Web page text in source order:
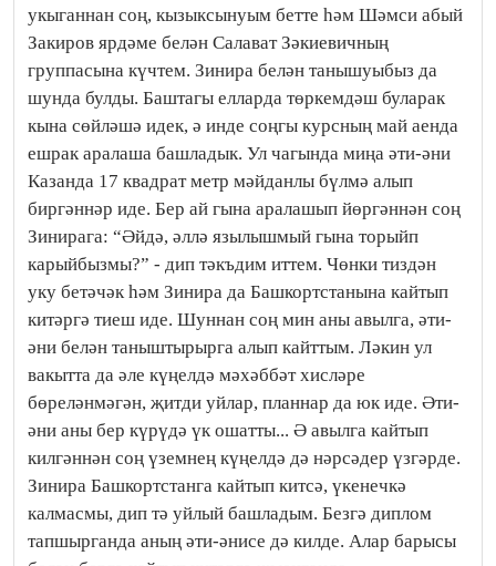
укыганнан соң, кызыксынуым бетте һәм Шәмси абый
Закиров ярдәме белән Салават Зәкиевичның
группасына күчтем. Зинира белән танышуыбыз да
шунда булды. Баштагы елларда төркемдәш буларак
кына сөйләшә идек, ә инде соңгы курсның май аенда
ешрак аралаша башладык. Ул чагында миңа әти-әни
Казанда 17 квадрат метр мәйданлы бүлмә алып
биргәннәр иде. Бер ай гына аралашып йөргәннән соң
Зинирага: “Әйдә, әллә язылышмый гына торыйп
карыйбызмы?” - дип тәкъдим иттем. Чөнки тиздән
уку бетәчәк һәм Зинира да Башкортстанына кайтып
китәргә тиеш иде. Шуннан соң мин аны авылга, әти-
әни белән таныштырырга алып кайттым. Ләкин ул
вакытта да әле күңелдә мәхәббәт хисләре
бөреләнмәгән, җитди уйлар, планнар да юк иде. Әти-
әни аны бер күрүдә үк ошатты... Ә авылга кайтып
килгәннән соң үземнең күңелдә дә нәрсәдер үзгәрде.
Зинира Башкортстанга кайтып китсә, үкенечкә
калмасмы, дип тә уйлый башладым. Безгә диплом
тапшырганда аның әти-әнисе дә килде. Алар барысы